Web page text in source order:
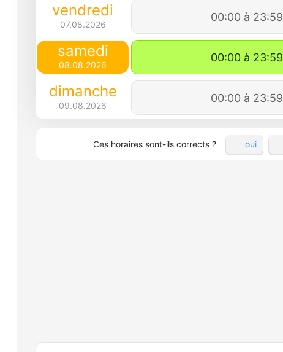
vendredi
07.08.2026
00:00 à 23:59
samedi
08.08.2026
00:00 à 23:59
dimanche
09.08.2026
00:00 à 23:59
Ces horaires sont-ils corrects ? oui